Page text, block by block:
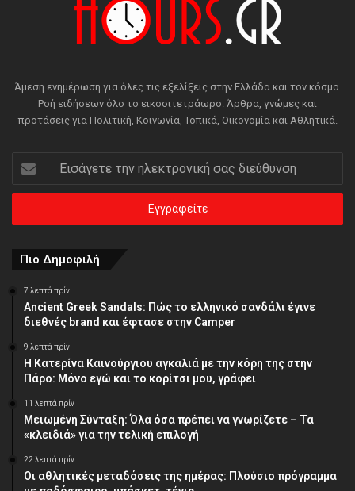
Άμεση ενημέρωση για όλες τις εξελίξεις στην Ελλάδα και τον κόσμο.
Ροή ειδήσεων όλο το εικοσιτετράωρο. Άρθρα, γνώμες και
προτάσεις για Πολιτική, Κοινωνία, Τοπικά, Οικονομία και Αθλητικά.
Εισάγετε
την
ηλεκτρονική
διεύθυνση
Πιο Δημοφιλή
7 λεπτά πρίν
Ancient Greek Sandals: Πώς το ελληνικό σανδάλι έγινε
διεθνές brand και έφτασε στην Camper
9 λεπτά πρίν
Η Κατερίνα Καινούργιου αγκαλιά με την κόρη της στην
Πάρο: Μόνο εγώ και το κορίτσι μου, γράφει
11 λεπτά πρίν
Μειωμένη Σύνταξη: Όλα όσα πρέπει να γνωρίζετε – Τα
«κλειδιά» για την τελική επιλογή
22 λεπτά πρίν
Οι αθλητικές μεταδόσεις της ημέρας: Πλούσιο πρόγραμμα